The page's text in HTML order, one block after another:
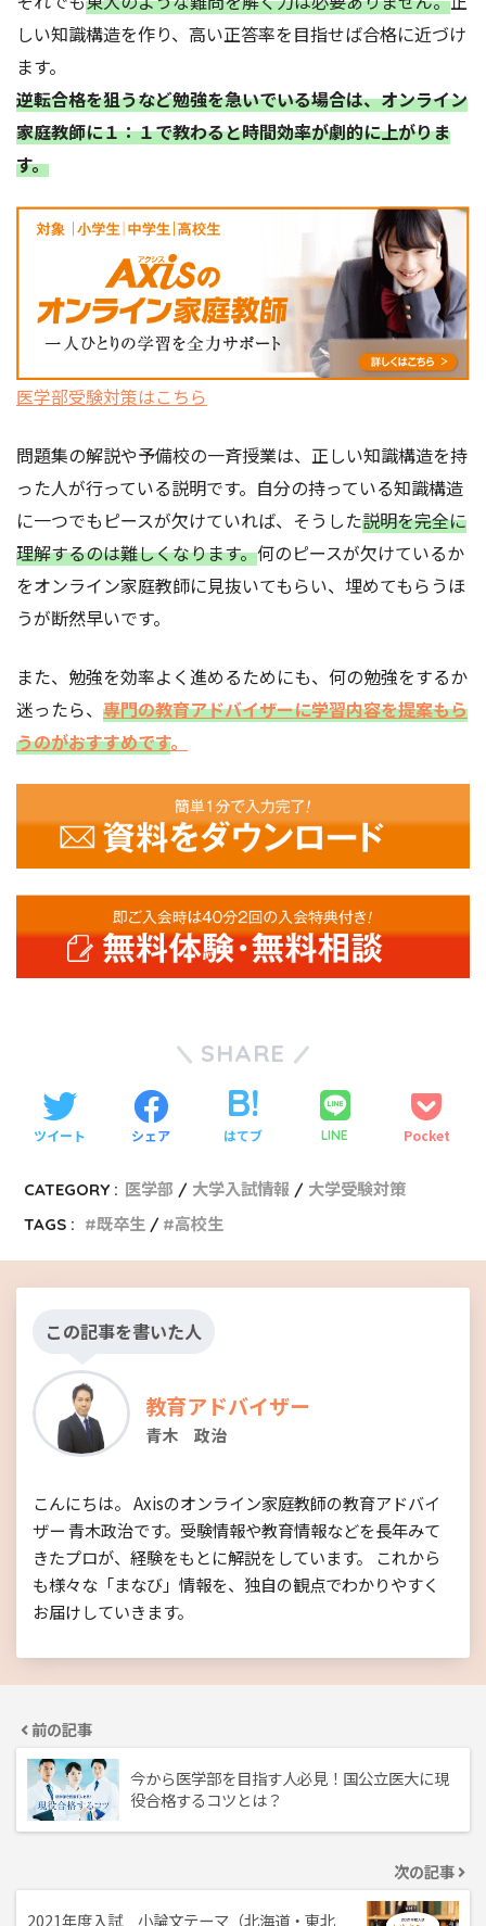
しい知識構造を作り、高い正答率を目指せば合格に近づけ
ます。
逆転合格を狙うなど勉強を急いでいる場合は、オンライン
家庭教師に１：１で教わると時間効率が劇的に上がりま
す。
医学部受験対策はこちら
問題集の解説や予備校の一斉授業は、正しい知識構造を持
った人が行っている説明です。自分の持っている知識構造
に一つでもピースが欠けていれば、そうした説明を完全に
理解するのは難しくなります。何のピースが欠けているか
をオンライン家庭教師に見抜いてもらい、埋めてもらうほ
うが断然早いです。
また、勉強を効率よく進めるためにも、何の勉強をするか
迷ったら、 専門の教育アドバイザーに学習内容を提案もら
うのがおすすめです。
SHARE
ツイート シェア はてブ LINE Pocket
CATEGORY : 医学部 大学入試情報
大学受験対策
TAGS :
既卒生 高校生
この記事を書いた人
教育アドバイザー
青木 政治
こんにちは。 Axisのオンライン家庭教師の教育アドバイ
ザー 青木政治です。受験情報や教育情報などを長年みて
きたプロが、経験をもとに解説をしています。 これから
も様々な「まなび」情報を、独自の観点でわかりやすく
お届けしていきます。
前の記事
今から医学部を目指す人必見！国公立医大に現
役合格するコツとは？
次の記事
2021年度入試 小論文テーマ（北海道・東北